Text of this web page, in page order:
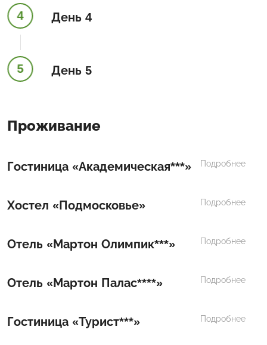
4 День 4
5 День 5
Проживание
Гостиница «Академическая***» Подробнее
Хостел «Подмосковье» Подробнее
Отель «Мартон Олимпик***» Подробнее
Отель «Мартон Палас****» Подробнее
Гостиница «Турист***» Подробнее